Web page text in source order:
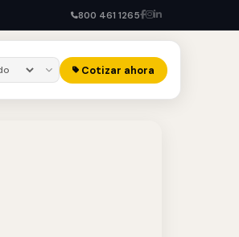
800 461 1265
Cotizar ahora